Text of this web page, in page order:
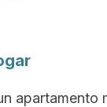
apartamento